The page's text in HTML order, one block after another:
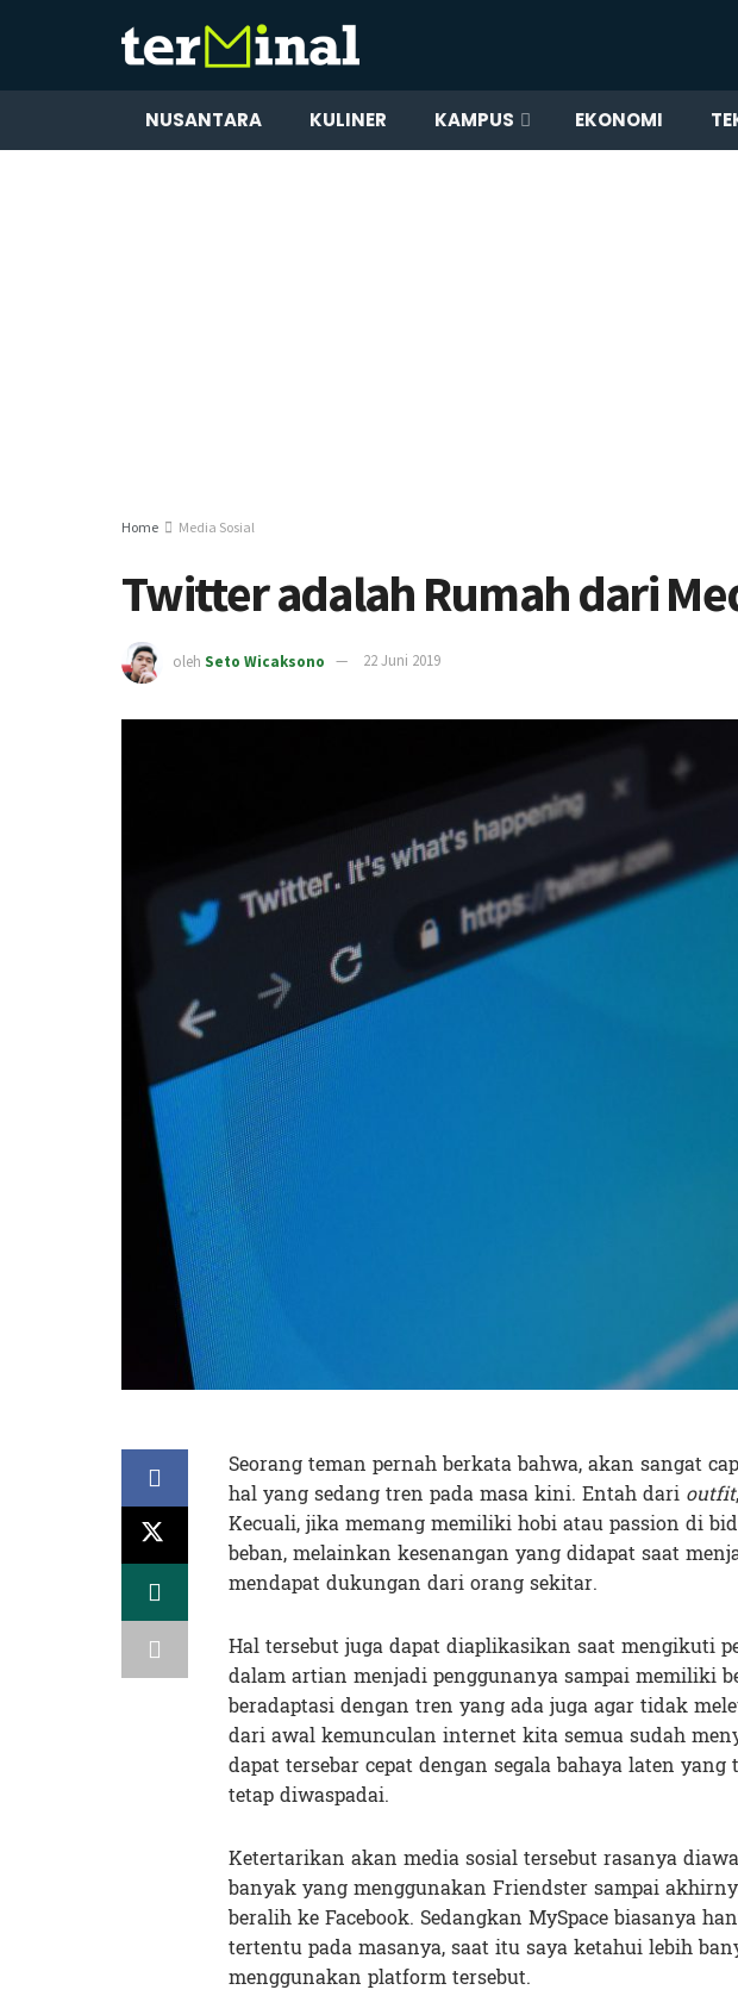
NUSANTARA KULINER KAMPUS EKONOMI
Home Media Sosial
Twitter adalah Rumah dari
oleh Seto Wicaksono 22 Juni 2019
Seorang teman pernah berkata bahwa, akan sangat
hal yang sedang tren pada masa kini. Entah dari outfit,
Kecuali, jika memang memiliki hobi atau passion di
beban, melainkan kesenangan yang didapat saat
mendapat dukungan dari orang sekitar.
Hal tersebut juga dapat diaplikasikan saat mengikuti
dalam artian menjadi penggunanya sampai memiliki
beradaptasi dengan tren yang ada juga agar tidak
dari awal kemunculan internet kita semua sudah
dapat tersebar cepat dengan segala bahaya laten
tetap diwaspadai.
Ketertarikan akan media sosial tersebut rasanya
banyak yang menggunakan Friendster sampai
beralih ke Facebook. Sedangkan MySpace biasanya
tertentu pada masanya, saat itu saya ketahui lebih
menggunakan platform tersebut.